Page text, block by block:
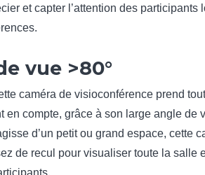
et capter l’attention des participants
vue >80°
caméra de visioconférence prend
en compte, grâce à son large angle de
d’un petit ou grand espace, cette
de recul pour visualiser toute la salle